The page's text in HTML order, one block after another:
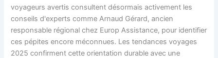
voyageurs avertis consultent désormais activement les
conseils d'experts comme Arnaud Gérard, ancien
responsable régional chez Europ Assistance, pour identifier
ces pépites encore méconnues. Les tendances voyages
2025 confirment cette orientation durable avec une